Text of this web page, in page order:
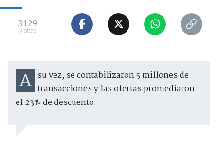
3129
visitas
A su vez, se contabilizaron 5 millones de transacciones y las ofertas promediaron
el 23% de descuento.